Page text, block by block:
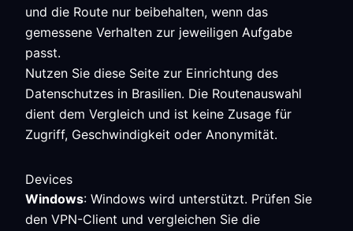
und die Route nur beibehalten, wenn das
gemessene Verhalten zur jeweiligen Aufgabe
passt.
Nutzen Sie diese Seite zur Einrichtung des
Datenschutzes in Brasilien. Die Routenauswahl
dient dem Vergleich und ist keine Zusage für
Zugriff, Geschwindigkeit oder Anonymität.
Devices
Windows: Windows wird unterstützt. Prüfen Sie
den VPN-Client und vergleichen Sie die